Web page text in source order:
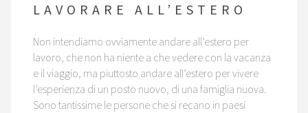
LAVORARE ALL’ESTERO
Non intendiamo ovviamente andare all’estero per
lavoro, che non ha niente a che vedere con la vacanza
e il viaggio, ma piuttosto andare all’estero per vivere
l’esperienza di un posto nuovo, di una famiglia nuova.
Sono tantissime le persone che si recano in paesi